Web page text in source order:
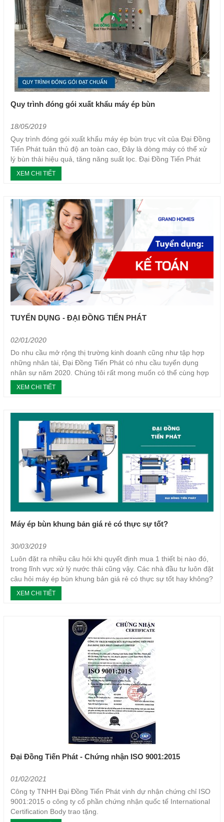
Quy trình đóng gói xuất khẩu máy ép bùn
18/05/2019
Quy trình đóng gói xuất khẩu máy ép bùn trục vít của Đại Đồng
Tiến Phát tuân thủ độ an toàn cao, Đây là dòng máy có thể xử
lý bùn thải hiệu quả, tăng năng suất lọc. Đại Đồng Tiến Phát
cam kết bán hàng chính hãng, giá thành...
XEM CHI TIẾT
TUYỂN DỤNG - ĐẠI ĐỒNG TIẾN PHÁT
02/01/2020
Do nhu cầu mở rộng thị trường kinh doanh cũng như tập hợp
những nhân tài, Đại Đồng Tiến Phát có nhu cầu tuyển dụng
nhân sự năm 2020. Chúng tôi rất mong muốn có thể cùng hợp
tác, đồng hành cùng các bạn trong thời gian tới !
XEM CHI TIẾT
Máy ép bùn khung bản giá rẻ có thực sự tốt?
30/03/2019
Luôn đặt ra nhiều câu hỏi khi quyết định mua 1 thiết bị nào đó,
trong lĩnh vực xử lý nước thải cũng vậy. Các nhà đầu tư luôn đặt
câu hỏi máy ép bùn khung bản giá rẻ có thực sự tốt hay không?
Đây tuy là câu hỏi...
XEM CHI TIẾT
Đại Đồng Tiến Phát - Chứng nhận ISO 9001:2015
01/02/2021
Công ty TNHH Đại Đồng Tiến Phát vinh dự nhận chứng chỉ ISO
9001:2015 o công ty cổ phần chứng nhận quốc tế International
Certification Body trao tặng.